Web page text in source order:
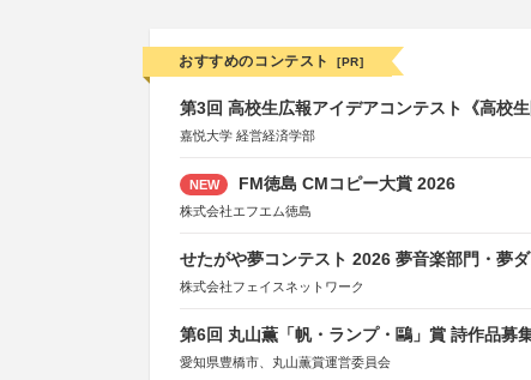
おすすめのコンテスト [PR]
第3回 高校生広報アイデアコンテスト《高校生
嘉悦大学 経営経済学部
NEW FM徳島 CMコピー大賞 2026
株式会社エフエム徳島
せたがや夢コンテスト 2026 夢音楽部門・夢
株式会社フェイスネットワーク
第6回 丸山薫「帆・ランプ・鷗」賞 詩作品募
愛知県豊橋市、丸山薫賞運営委員会